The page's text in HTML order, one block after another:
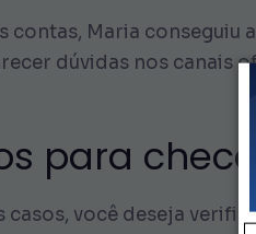
contas, Maria
dúvidas nos canais
para
casos, você deseja